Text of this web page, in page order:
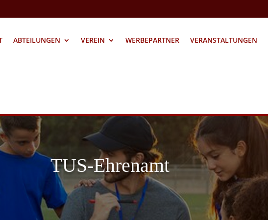
ABTEILUNGEN VEREIN WERBEPARTNER VERANSTALTUNGEN
TUS-Ehrenamt